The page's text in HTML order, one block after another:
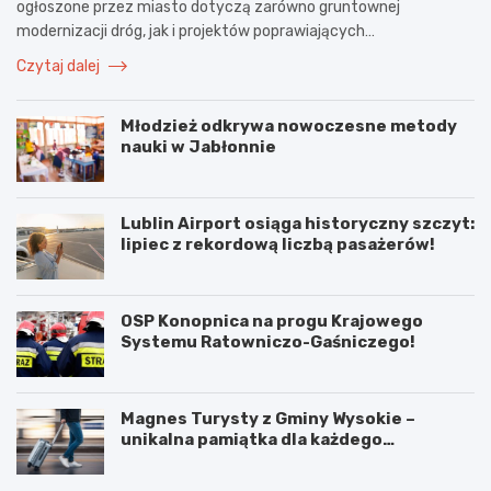
ogłoszone przez miasto dotyczą zarówno gruntownej
modernizacji dróg, jak i projektów poprawiających…
Czytaj dalej
Młodzież odkrywa nowoczesne metody
nauki w Jabłonnie
Lublin Airport osiąga historyczny szczyt:
lipiec z rekordową liczbą pasażerów!
OSP Konopnica na progu Krajowego
Systemu Ratowniczo-Gaśniczego!
Magnes Turysty z Gminy Wysokie –
unikalna pamiątka dla każdego
N
P